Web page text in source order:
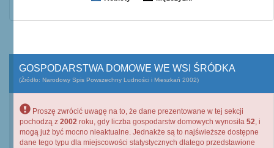
GOSPODARSTWA DOMOWE WE WSI ŚRÓDKA
(Źródło: Narodowy Spis Powszechny Ludności i Mieszkań 2002)
Proszę zwrócić uwagę na to, że dane prezentowane w tej sekcji
pochodzą z 2002 roku, gdy liczba gospodarstw domowych wynosiła 52, i
mogą już być mocno nieaktualne. Jednakże są to najświeższe dostępne
dane tego typu dla miejscowości statystycznych dlatego przedstawione